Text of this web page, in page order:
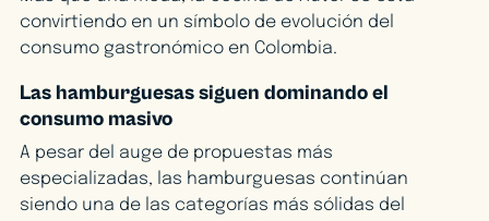
convirtiendo en un símbolo de evolución del
consumo gastronómico en Colombia.
Las hamburguesas siguen dominando el
consumo masivo
A pesar del auge de propuestas más
especializadas, las hamburguesas continúan
siendo una de las categorías más sólidas del